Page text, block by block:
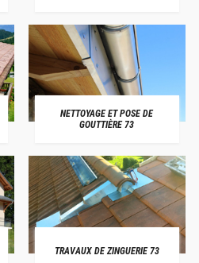
NETTOYAGE ET POSE DE
GOUTTIÈRE 73
TRAVAUX DE ZINGUERIE 73